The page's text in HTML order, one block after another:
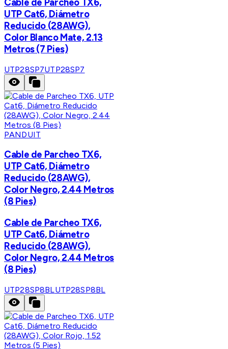
UTP Cat6, Diámetro
Reducido (28AWG),
Color Blanco Mate, 2.13
Metros (7 Pies)
UTP28SP7UTP28SP7
PANDUIT
Cable de Parcheo TX6,
UTP Cat6, Diámetro
Reducido (28AWG),
Color Negro, 2.44 Metros
(8 Pies)
Cable de Parcheo TX6,
UTP Cat6, Diámetro
Reducido (28AWG),
Color Negro, 2.44 Metros
(8 Pies)
UTP28SP8BLUTP28SP8BL